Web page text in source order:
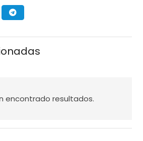
encontrado resultados.